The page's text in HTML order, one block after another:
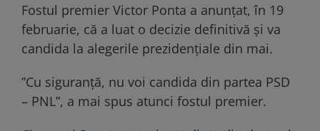
Fostul premier Victor Ponta a anunțat, în 19
februarie, că a luat o decizie definitivă şi va
candida la alegerile prezidenţiale din mai.
”Cu siguranță, nu voi candida din partea PSD
– PNL”, a mai spus atunci fostul premier.